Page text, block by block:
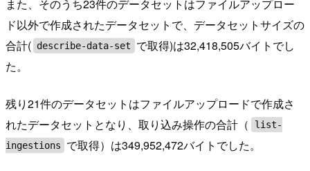
また、そのうち23件のデータセットはファイルアップロー
ド以外で作成されたデータセットで、データセットサイズの
合計( describe-data-set
で取得)は32,418,505バイトでし
た。
残り21件のデータセットはファイルアップロードで作成さ
れたデータセットとなり、取り込み操作の合計（
list-
ingestions
で取得）は349,952,472バイトでした。